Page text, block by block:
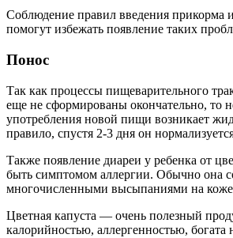
Соблюдение правил введения прикорма
помогут избежать появление таких
Понос
Так как процессы пищеварительного
еще не сформированы окончательно, то
употребления новой пищи возникает
правило, спустя 2-3 дня он
Также появление диареи у ребенка от
быть симптомом аллергии. Обычно она
многочисленными высыпаниями на
Цветная капуста — очень полезный
калорийностью, аллергенностью,